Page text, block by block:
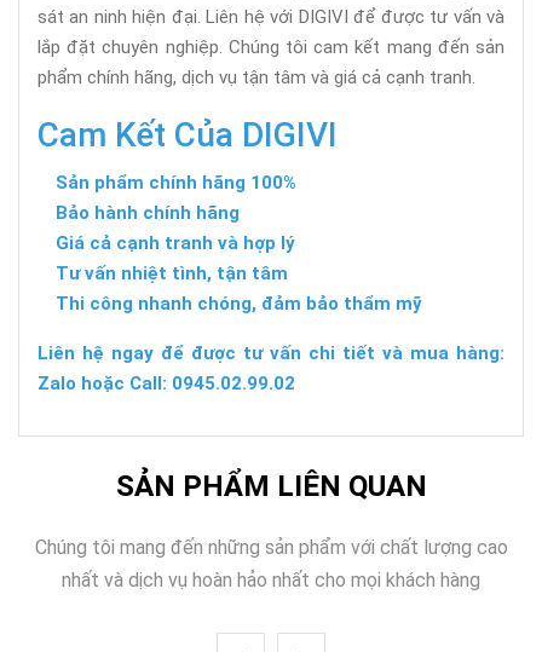
sát an ninh hiện đại. Liên hệ với DIGIVI để được tư vấn và
lắp đặt chuyên nghiệp. Chúng tôi cam kết mang đến sản
phẩm chính hãng, dịch vụ tận tâm và giá cả cạnh tranh.
Cam Kết Của DIGIVI
Sản phẩm chính hãng 100%
Bảo hành chính hãng
Giá cả cạnh tranh và hợp lý
Tư vấn nhiệt tình, tận tâm
Thi công nhanh chóng, đảm bảo thẩm mỹ
Liên hệ ngay để được tư vấn chi tiết và mua hàng:
Zalo hoặc Call: 0945.02.99.02
SẢN PHẨM LIÊN QUAN
Chúng tôi mang đến những sản phẩm với chất lượng cao
nhất và dịch vụ hoàn hảo nhất cho mọi khách hàng